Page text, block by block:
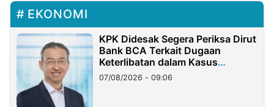
EKONOMI
KPK Didesak Segera Periksa Dirut
Bank BCA Terkait Dugaan
Keterlibatan dalam Kasus
Hilangnya Dana Nasabah Rp2,58
Miliar
07/08/2026 - 09:06